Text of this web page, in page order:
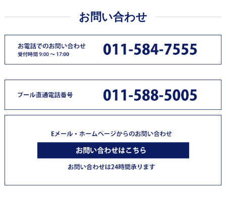
お問い合わせ